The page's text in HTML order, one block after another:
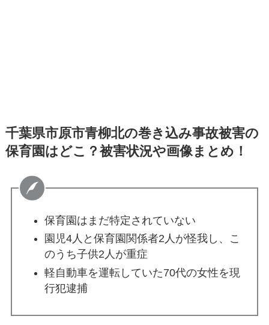
千葉県市原市青柳北の巻き込み事故被害の
保育園はどこ？被害状況や画像まとめ！
保育園はまだ特定されていない
園児4人と保育園関係者2人が怪我し、こ
のうち子供2人が重症
軽自動車を運転していた70代の女性を現
行犯逮捕